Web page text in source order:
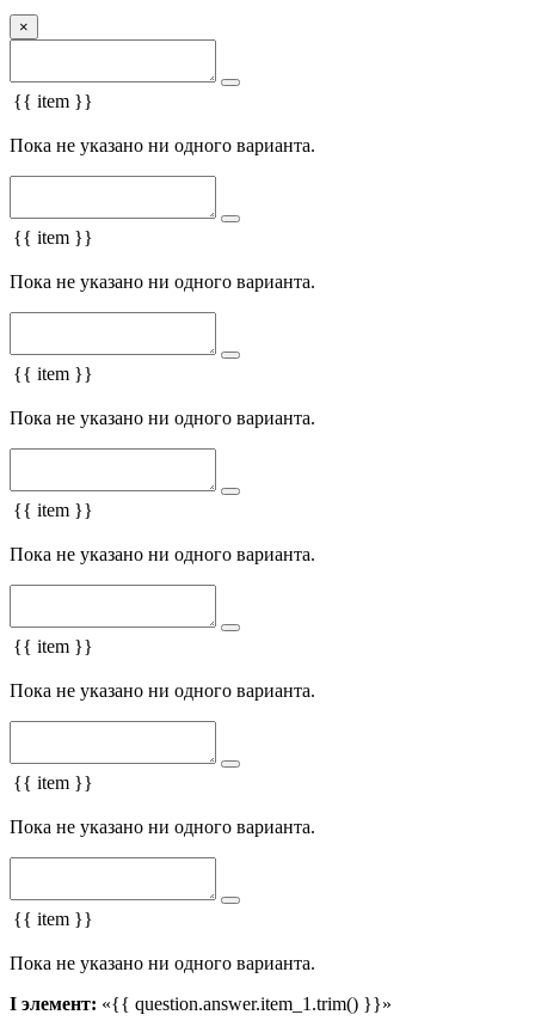
×
{{ item }}
Пока не указано ни одного варианта.
{{ item }}
Пока не указано ни одного варианта.
{{ item }}
Пока не указано ни одного варианта.
{{ item }}
Пока не указано ни одного варианта.
{{ item }}
Пока не указано ни одного варианта.
{{ item }}
Пока не указано ни одного варианта.
{{ item }}
Пока не указано ни одного варианта.
I элемент: «{{ question.answer.item_1.trim() }}»